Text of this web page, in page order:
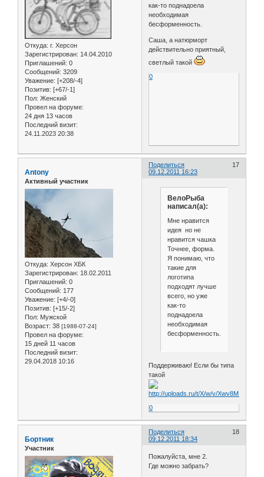
Откуда: г. Херсон
Зарегистрирован: 14.04.2010
Приглашений: 0
Сообщений: 3209
Уважение: [+208/-4]
Позитив: [+67/-1]
Пол: Женский
Провел на форуме:
24 дня 13 часов
Последний визит:
24.11.2023 20:38
как-то поднадоела
необходимая
бесформенность.
Саша, а натюрморт
действительно приятный,
светлый такой
0
Поделиться
17
09.12.2011 16:23
Antony
Активный участник
Откуда: Херсон ХБК
Зарегистрирован: 18.02.2011
Приглашений: 0
Сообщений: 177
Уважение: [+4/-0]
Позитив: [+15/-2]
Пол: Мужской
Возраст: 38 [1988-07-24]
Провел на форуме:
15 дней 11 часов
Последний визит:
29.04.2018 10:16
ВелоРыба
написал(а):
Мне нравится
идея но не
нравится чашка
Точнее, форма.
Я понимаю, что
такие для
логотипа
подходят лучше
всего, но уже
как-то
поднадоела
необходимая
бесформенность.
Поддерживаю! Если бы типа
такой
0
Поделиться
18
09.12.2011 18:34
Бортник
Участник
Пожалуйста, мне 2.
Где можно забрать?